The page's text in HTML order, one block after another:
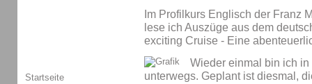
Im Profilkurs Englisch der Franz
lese ich Auszüge aus dem
exciting Cruise - Eine
Wieder einmal bin ich
unterwegs. Geplant ist diesmal,
Startseite